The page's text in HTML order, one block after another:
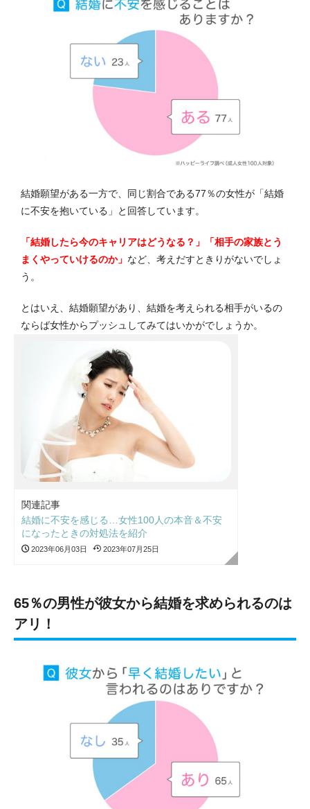
結婚願望がある一方で、同じ割合である77％の女性が「結婚
に不安を抱いている」と回答しています。
「結婚したら今のキャリアはどうなる？」「相手の家族とう
まくやっていけるのか」 など、考えだすときりがないでしょ
う。
とはいえ、結婚願望があり、結婚を考えられる相手がいるの
ならば女性からプッシュしてみてはいかがでしょうか。
関連記事
結婚に不安を感じる…女性100人の本音＆不安
になったときの対処法を紹介
2023年06月03日 2023年07月25日
65％の男性が彼女から結婚を求められるのは
アリ！